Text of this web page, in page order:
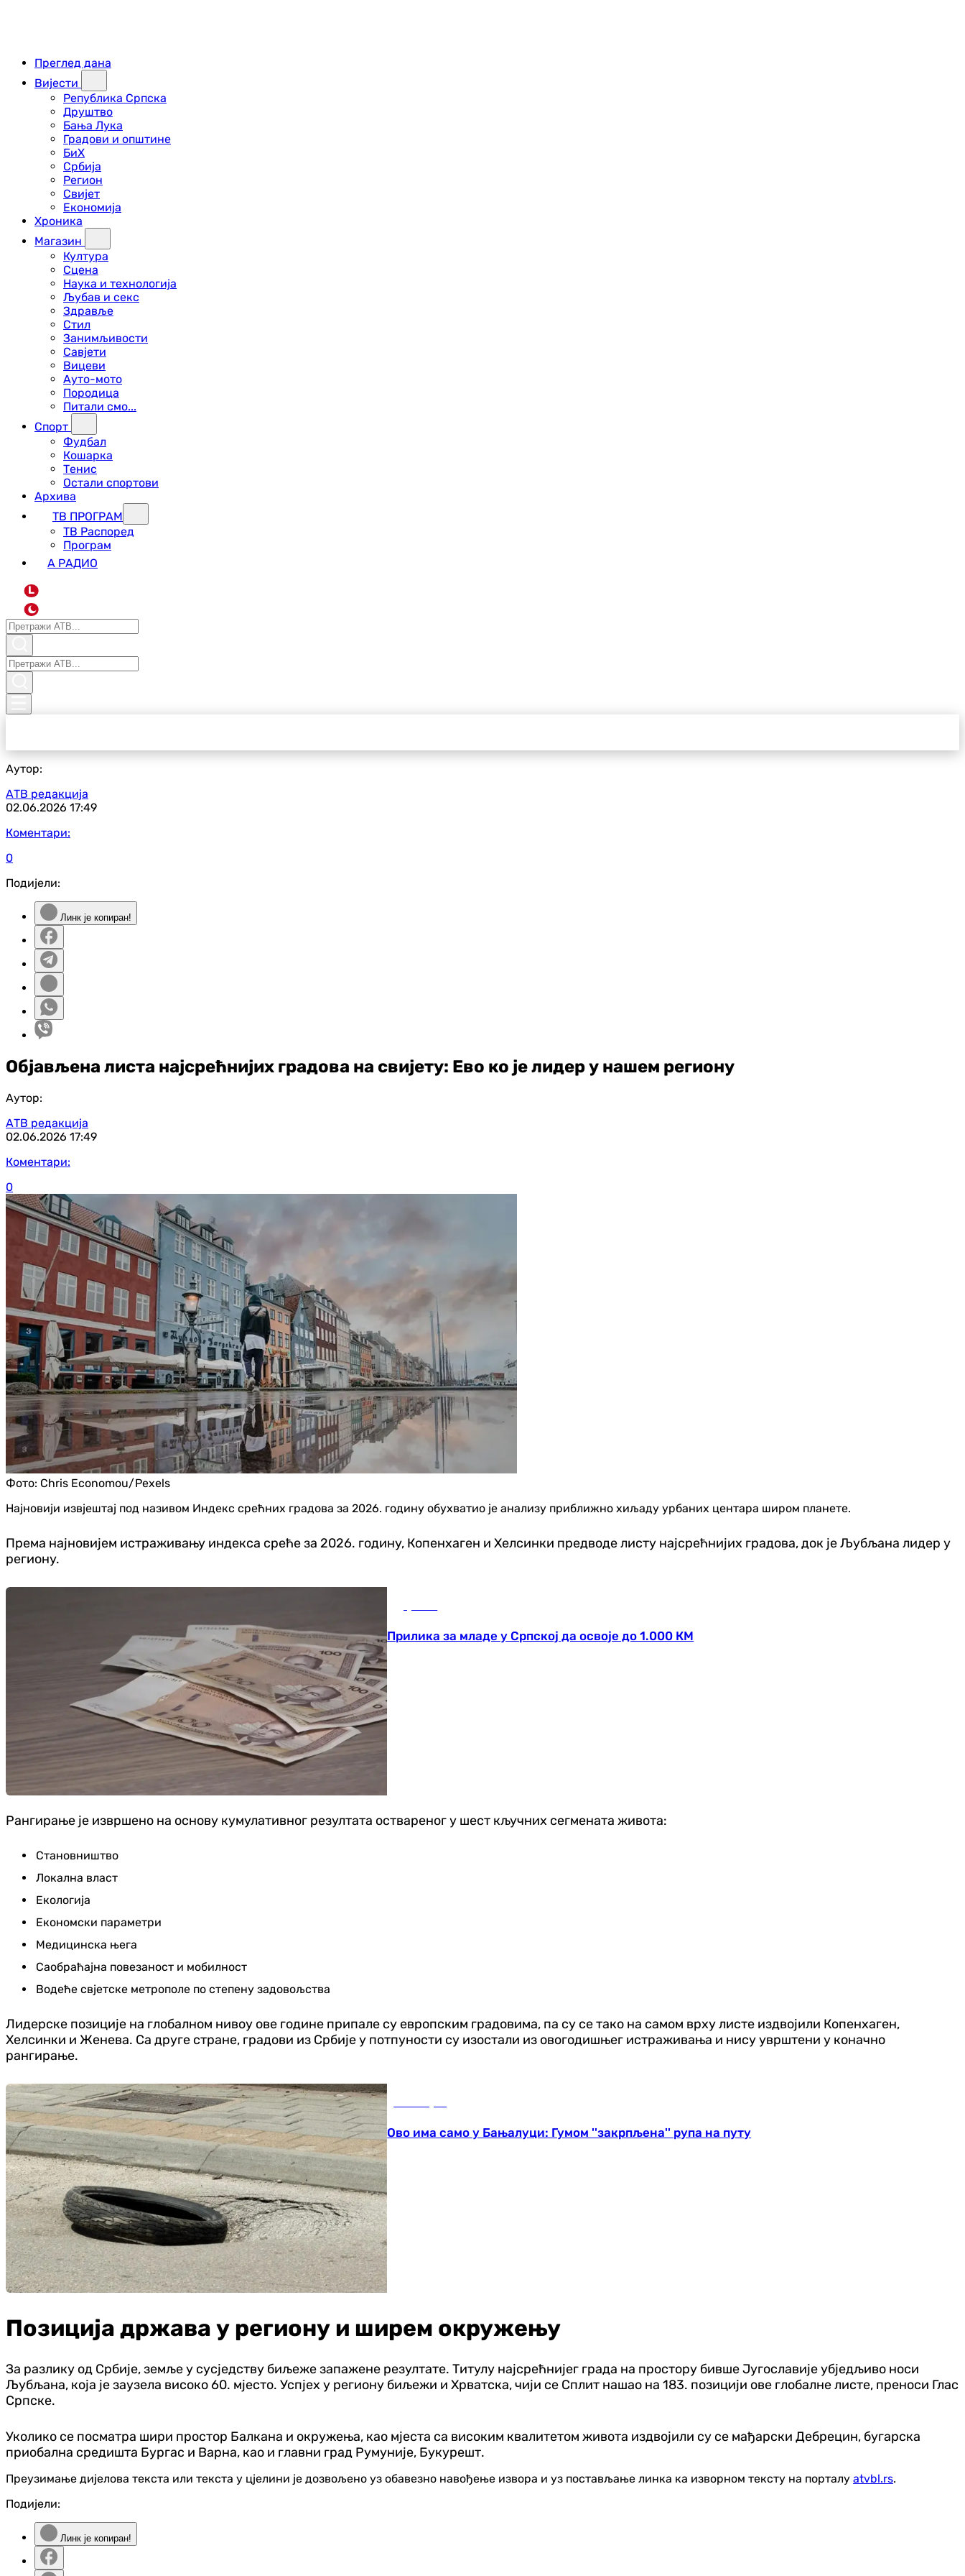
Преглед дана
Вијести
Република Српска
Друштво
Бања Лука
Градови и општине
БиХ
Србија
Регион
Свијет
Економија
Хроника
Магазин
Култура
Сцена
Наука и технологија
Љубав и секс
Здравље
Стил
Занимљивости
Савјети
Вицеви
Ауто-мото
Породица
Питали смо...
Спорт
Фудбал
Кошарка
Тенис
Остали спортови
Архива
ТВ ПРОГРАМ
ТВ Распоред
Програм
А РАДИО
L
Аутор:
АТВ редакција
02.06.2026 17:49
Коментари:
0
Подијели:
Линк је копиран!
Објављена листа најсрећнијих градова на свијету: Ево ко је лидер у нашем региону
Аутор:
АТВ редакција
02.06.2026 17:49
Коментари:
0
Фото: Chris Economou/Pexels
Најновији извјештај под називом Индекс срећних градова за 2026. годину обухватио је анализу приближно хиљаду урбаних центара широм планете.
Према најновијем истраживању индекса среће за 2026. годину, Копенхаген и Хелсинки предводе листу најсрећнијих градова, док је Љубљана лидер у
региону.
Прилика за младе у Српској да освоје до 1.000 КМ
Рангирање је извршено на основу кумулативног резултата оствареног у шест кључних сегмената живота:
Становништво
Локална власт
Екологија
Економски параметри
Медицинска њега
Саобраћајна повезаност и мобилност
Водеће свјетске метрополе по степену задовољства
Лидерске позиције на глобалном нивоу ове године припале су европским градовима, па су се тако на самом врху листе издвојили Копенхаген,
Хелсинки и Женева. Са друге стране, градови из Србије у потпуности су изостали из овогодишњег истраживања и нису уврштени у коначно
рангирање.
Ово има само у Бањалуци: Гумом ''закрпљена'' рупа на путу
Позиција држава у региону и ширем окружењу
За разлику од Србије, земље у сусједству биљеже запажене резултате. Титулу најсрећнијег града на простору бивше Југославије убједљиво носи
Љубљана, која је заузела високо 60. мјесто. Успјех у региону биљежи и Хрватска, чији се Сплит нашао на 183. позицији ове глобалне листе, преноси Глас
Српске.
Уколико се посматра шири простор Балкана и окружења, као мјеста са високим квалитетом живота издвојили су се мађарски Дебрецин, бугарска
приобална средишта Бургас и Варна, као и главни град Румуније, Букурешт.
Преузимање дијелова текста или текста у цјелини је дозвољено уз обавезно навођење извора и уз постављање линка ка изворном тексту на порталу atvbl.rs.
Подијели:
Линк је копиран!